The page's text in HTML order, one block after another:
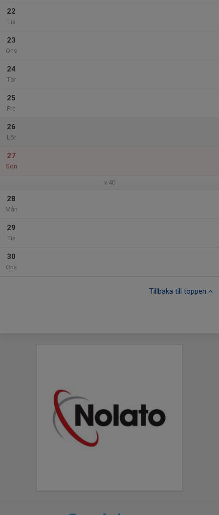
22
Tis
23
Ons
24
Tor
25
Fre
26
Lör
27
Sön
v.40
28
Mån
29
Tis
30
Ons
Tillbaka till toppen